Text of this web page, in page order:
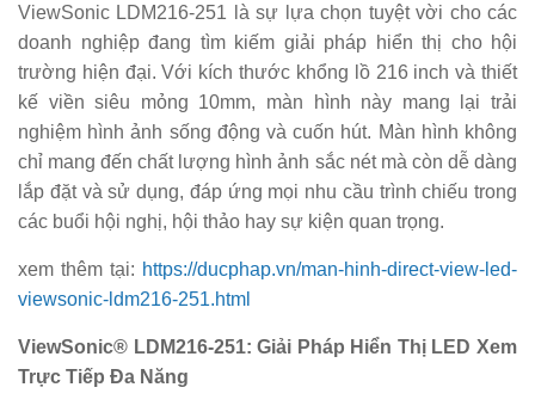
ViewSonic LDM216-251 là sự lựa chọn tuyệt vời cho các
doanh nghiệp đang tìm kiếm giải pháp hiển thị cho hội
trường hiện đại. Với kích thước khổng lồ 216 inch và thiết
kế viền siêu mỏng 10mm, màn hình này mang lại trải
nghiệm hình ảnh sống động và cuốn hút. Màn hình không
chỉ mang đến chất lượng hình ảnh sắc nét mà còn dễ dàng
lắp đặt và sử dụng, đáp ứng mọi nhu cầu trình chiếu trong
các buổi hội nghị, hội thảo hay sự kiện quan trọng.
xem thêm tại: https://ducphap.vn/man-hinh-direct-view-led-
viewsonic-ldm216-251.html
ViewSonic® LDM216-251: Giải Pháp Hiển Thị LED Xem
Trực Tiếp Đa Năng